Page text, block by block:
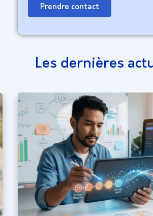
Prendre contact
Les dernières